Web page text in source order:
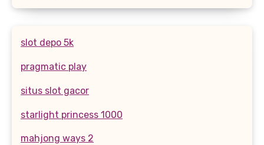
slot depo 5k
pragmatic play
situs slot gacor
starlight princess 1000
mahjong ways 2